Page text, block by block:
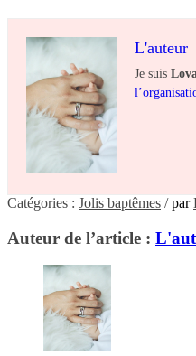
L'auteur
Je suis
Catégories : Jolis baptêmes /par
Auteur de l’article :